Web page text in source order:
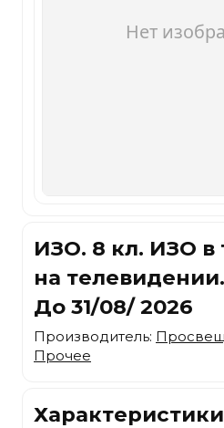
ИЗО. 8 кл. ИЗО в
на
До 31/08/ 2026
Производитель:
Прочее
Характеристики